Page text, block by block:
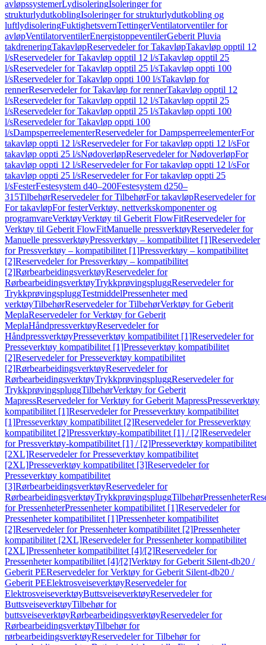
avløpssystemerLydisoleringIsoleringer for
strukturlydutkoblingIsoleringer for strukturlydutkobling og
luftlydisoleringFuktighetsvernTettingerVentilatorventiler for
avløpVentilatorventilerEnergistoppeventilerGeberit Pluvia
takdreneringTakavløpReservedeler for TakavløpTakavløp opptil 12
l/sReservedeler for Takavløp opptil 12 l/sTakavløp opptil 25
l/sReservedeler for Takavløp opptil 25 l/sTakavløp oppti 100
l/sReservedeler for Takavløp oppti 100 l/sTakavløp for
rennerReservedeler for Takavløp for rennerTakavløp opptil 12
l/sReservedeler for Takavløp opptil 12 l/sTakavløp opptil 25
l/sReservedeler for Takavløp opptil 25 l/sTakavløp oppti 100
l/sReservedeler for Takavløp oppti 100
l/sDampsperreelementerReservedeler for DampsperreelementerFor
takavløp oppti 12 l/sReservedeler for For takavløp oppti 12 l/sFor
takavløp oppti 25 l/sNødoverløpReservedeler for NødoverløpFor
takavløp oppti 12 l/sReservedeler for For takavløp oppti 12 l/sFor
takavløp oppti 25 l/sReservedeler for For takavløp oppti 25
l/sFesterFestesystem d40–200Festesystem d250–
315TilbehørReservedeler for TilbehørFor takavløpReservedeler for
For takavløpFor festerVerktøy, nettverkskomponenter og
programvareVerktøyVerktøy til Geberit FlowFitReservedeler for
Verktøy til Geberit FlowFitManuelle pressverktøyReservedeler for
Manuelle pressverktøyPressverktøy – kompatibilitet [1]Reservedeler
for Pressverktøy – kompatibilitet [1]Pressverktøy – kompatibilitet
[2]Reservedeler for Pressverktøy – kompatibilitet
[2]RørbearbeidingsverktøyReservedeler for
RørbearbeidingsverktøyTrykkprøvingspluggReservedeler for
TrykkprøvingspluggTestmiddelPressenheter med
verktøyTilbehørReservedeler for TilbehørVerktøy for Geberit
MeplaReservedeler for Verktøy for Geberit
MeplaHåndpressverktøyReservedeler for
HåndpressverktøyPresseverktøy kompatibilitet [1]Reservedeler for
Presseverktøy kompatibilitet [1]Presseverktøy kompatibilitet
[2]Reservedeler for Presseverktøy kompatibilitet
[2]RørbearbeidingsverktøyReservedeler for
RørbearbeidingsverktøyTrykkprøvingspluggReservedeler for
TrykkprøvingspluggTilbehørVerktøy for Geberit
MapressReservedeler for Verktøy for Geberit MapressPresseverktøy
kompatibilitet [1]Reservedeler for Presseverktøy kompatibilitet
[1]Presseverktøy kompatibilitet [2]Reservedeler for Presseverktøy
kompatibilitet [2]Pressverktøy-kompatibilitet [1] / [2]Reservedeler
for Pressverktøy-kompatibilitet [1] / [2]Presseverktøy kompatibilitet
[2XL]Reservedeler for Presseverktøy kompatibilitet
[2XL]Presseverktøy kompatibilitet [3]Reservedeler for
Presseverktøy kompatibilitet
[3]RørbearbeidingsverktøyReservedeler for
RørbearbeidingsverktøyTrykkprøvingspluggTilbehørPressenheter
for PressenheterPressenheter kompatibilitet [1]Reservedeler for
Pressenheter kompatibilitet [1]Pressenheter kompatibilitet
[2]Reservedeler for Pressenheter kompatibilitet [2]Pressenheter
kompatibilitet [2XL]Reservedeler for Pressenheter kompatibilitet
[2XL]Pressenheter kompatibilitet [4]/[2]Reservedeler for
Pressenheter kompatibilitet [4]/[2]Verktøy for Geberit Silent-db20 /
Geberit PEReservedeler for Verktøy for Geberit Silent-db20 /
Geberit PEElektrosveiseverktøyReservedeler for
ElektrosveiseverktøyButtsveiseverktøyReservedeler for
ButtsveiseverktøyTilbehør for
buttsveiseverktøyRørbearbeidingsverktøyReservedeler for
RørbearbeidingsverktøyTilbehør for
rørbearbeidingsverktøyReservedeler for Tilbehør for